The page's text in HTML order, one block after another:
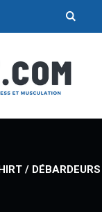
/ DÉBARDEURS